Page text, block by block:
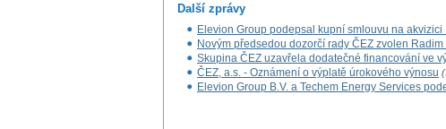
Další zprávy
Elevion Group podepsal kupní smlouvu na
Novým předsedou dozorčí rady ČEZ zvolen Radim
Skupina ČEZ uzavřela dodatečné financování ve
ČEZ, a.s. - Oznámení o výplatě úrokového výnosu
Elevion Group B.V. a Techem Energy Services